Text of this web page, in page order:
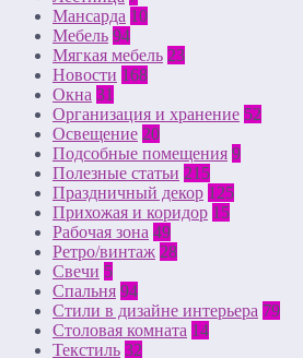
Мансарда 10
Мебель 94
Мягкая мебель 23
Новости 168
Окна 31
Организация и хранение 52
Освещение 20
Подсобные помещения 9
Полезные статьи 215
Праздничный декор 125
Прихожая и коридор 15
Рабочая зона 49
Ретро/винтаж 28
Свечи 5
Спальня 94
Стили в дизайне интерьера 79
Столовая комната 14
Текстиль 32